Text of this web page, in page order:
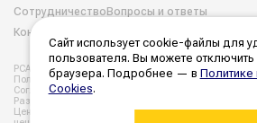
Сотрудничество
Контакты
Вопросы и ответы
PCA group. Все права защищены. 2026 год.
Политика конфиденциальности Согласие на
Согласие на обработку персональных данных
Разработка и продвижение
Цены, указанные на сайте не являются публичной
Сайт использует cookie-файлы для
пользователя. Вы можете отключить
браузера. Подробнее — в Политике
Cookies.